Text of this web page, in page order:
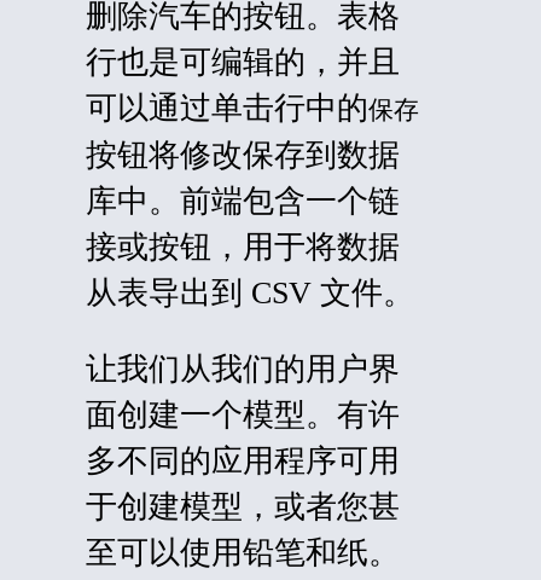
删除汽车的按钮。表格
行也是可编辑的，并且
可以通过单击行中的保存
按钮将修改保存到数据
库中。前端包含一个链
接或按钮，用于将数据
从表导出到 CSV 文件。
让我们从我们的用户界
面创建一个模型。有许
多不同的应用程序可用
于创建模型，或者您甚
至可以使用铅笔和纸。